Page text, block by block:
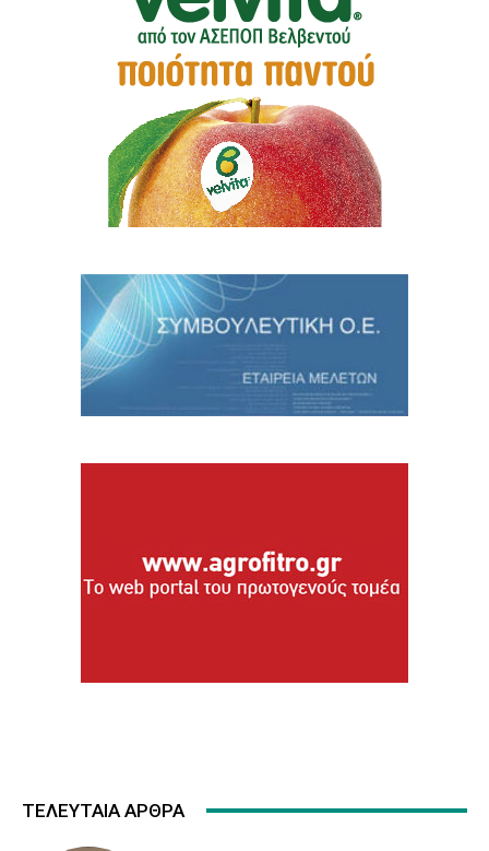
ΤΕΛΕΥΤΑΙΑ ΑΡΘΡΑ